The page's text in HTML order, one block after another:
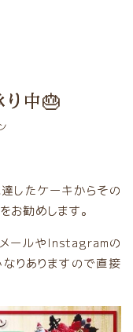
り中🎂
したケーキからその
お勧めします。
メールやInstagramの
りありますので直接